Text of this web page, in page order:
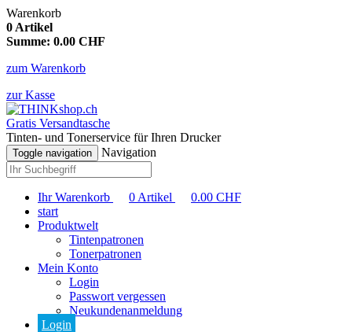
Warenkorb
0 Artikel
Summe: 0.00 CHF
zum Warenkorb
zur Kasse
Gratis Versandtasche
Tinten- und Tonerservice für Ihren Drucker
Toggle navigation Navigation
Ihr Warenkorb 0 Artikel 0.00 CHF
start
Produktwelt
Tintenpatronen
Tonerpatronen
Mein Konto
Login
Passwort vergessen
Neukundenanmeldung
Login